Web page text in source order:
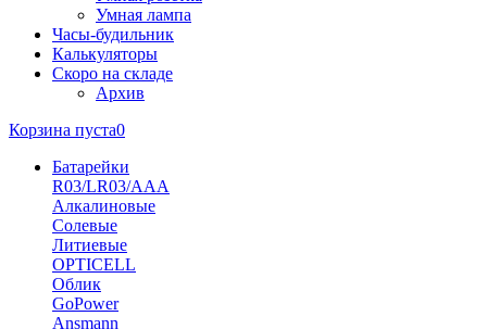
Умная лампа
Часы-будильник
Калькуляторы
Скоро на складе
Архив
Корзина пуста0
Батарейки
R03/LR03/AAA
Алкалиновые
Солевые
Литиевые
OPTICELL
Облик
GoPower
Ansmann